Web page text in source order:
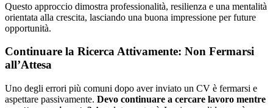
Questo approccio dimostra professionalità, resilienza e una mentalità
orientata alla crescita, lasciando una buona impressione per future
opportunità.
Continuare la Ricerca Attivamente: Non Fermarsi
all’Attesa
Uno degli errori più comuni dopo aver inviato un CV è fermarsi e
aspettare passivamente. Devo continuare a cercare lavoro mentre